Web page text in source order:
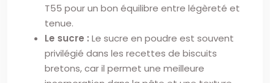
T55 pour un bon équilibre entre légèreté et
tenue.
Le sucre : Le sucre en poudre est souvent
privilégié dans les recettes de biscuits
bretons, car il permet une meilleure